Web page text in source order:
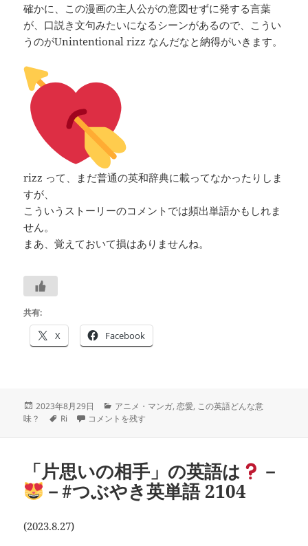
確かに、この漫画の主人公がの意図せずに発する言葉
が、口説き文句みたいになるシーンがあるので、こうい
うのがUnintentional rizz なんだなと納得がいきます。
rizz って、まだ普通の英和辞典に載ってなかったりしま
すが、
こういうストーリーのコメントでは頻出単語かもしれま
せん。
まあ、覚えておいて損はありませんね。
共有:
X Facebook
投
稿
2023年8月29日
カ
テ
アニメ・マンガ,恋愛, この英語どんな意
味？
タ
Ri 「僕ヤバ」のコメントに出てくるrizzは
コメントを残す
「片思いの相手」の英語は
－
－#つぶやき英単語 2104
(2023.8.27)